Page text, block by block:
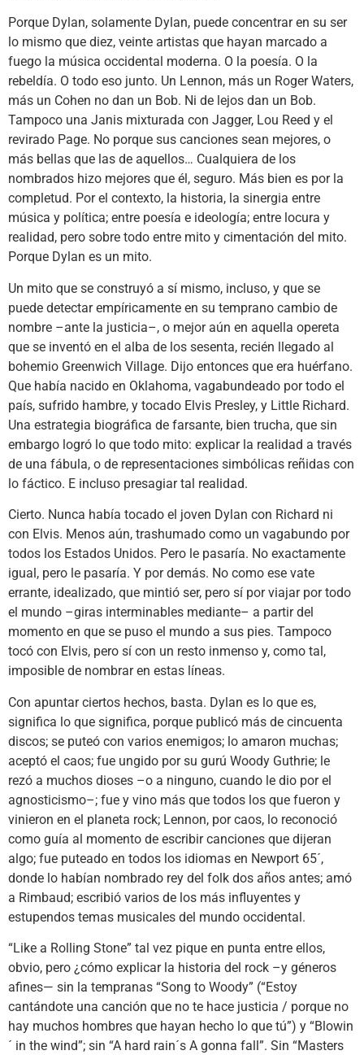
Porque Dylan, solamente Dylan, puede concentrar en su ser
lo mismo que diez, veinte artistas que hayan marcado a
fuego la música occidental moderna. O la poesía. O la
rebeldía. O todo eso junto. Un Lennon, más un Roger Waters,
más un Cohen no dan un Bob. Ni de lejos dan un Bob.
Tampoco una Janis mixturada con Jagger, Lou Reed y el
revirado Page. No porque sus canciones sean mejores, o
más bellas que las de aquellos… Cualquiera de los
nombrados hizo mejores que él, seguro. Más bien es por la
completud. Por el contexto, la historia, la sinergia entre
música y política; entre poesía e ideología; entre locura y
realidad, pero sobre todo entre mito y cimentación del mito.
Porque Dylan es un mito.
Un mito que se construyó a sí mismo, incluso, y que se
puede detectar empíricamente en su temprano cambio de
nombre –ante la justicia–, o mejor aún en aquella opereta
que se inventó en el alba de los sesenta, recién llegado al
bohemio Greenwich Village. Dijo entonces que era huérfano.
Que había nacido en Oklahoma, vagabundeado por todo el
país, sufrido hambre, y tocado Elvis Presley, y Little Richard.
Una estrategia biográfica de farsante, bien trucha, que sin
embargo logró lo que todo mito: explicar la realidad a través
de una fábula, o de representaciones simbólicas reñidas con
lo fáctico. E incluso presagiar tal realidad.
Cierto. Nunca había tocado el joven Dylan con Richard ni
con Elvis. Menos aún, trashumado como un vagabundo por
todos los Estados Unidos. Pero le pasaría. No exactamente
igual, pero le pasaría. Y por demás. No como ese vate
errante, idealizado, que mintió ser, pero sí por viajar por todo
el mundo –giras interminables mediante– a partir del
momento en que se puso el mundo a sus pies. Tampoco
tocó con Elvis, pero sí con un resto inmenso y, como tal,
imposible de nombrar en estas líneas.
Con apuntar ciertos hechos, basta. Dylan es lo que es,
significa lo que significa, porque publicó más de cincuenta
discos; se puteó con varios enemigos; lo amaron muchas;
aceptó el caos; fue ungido por su gurú Woody Guthrie; le
rezó a muchos dioses –o a ninguno, cuando le dio por el
agnosticismo–; fue y vino más que todos los que fueron y
vinieron en el planeta rock; Lennon, por caos, lo reconoció
como guía al momento de escribir canciones que dijeran
algo; fue puteado en todos los idiomas en Newport 65´,
donde lo habían nombrado rey del folk dos años antes; amó
a Rimbaud; escribió varios de los más influyentes y
estupendos temas musicales del mundo occidental.
“Like a Rolling Stone” tal vez pique en punta entre ellos,
obvio, pero ¿cómo explicar la historia del rock –y géneros
afines— sin la tempranas “Song to Woody” (“Estoy
cantándote una canción que no te hace justicia / porque no
hay muchos hombres que hayan hecho lo que tú”) y “Blowin
´ in the wind”; sin “A hard rain´s A gonna fall”. Sin “Masters